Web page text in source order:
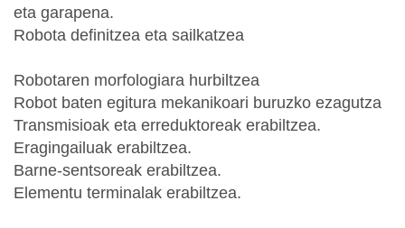
eta garapena.
Robota definitzea eta sailkatzea
Robotaren morfologiara hurbiltzea
Robot baten egitura mekanikoari buruzko ezagutza
Transmisioak eta erreduktoreak erabiltzea.
Eragingailuak erabiltzea.
Barne-sentsoreak erabiltzea.
Elementu terminalak erabiltzea.